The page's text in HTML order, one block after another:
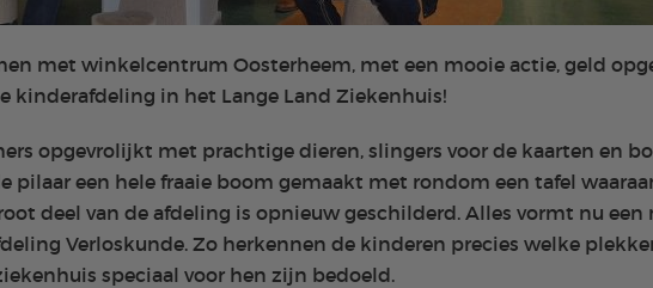
met winkelcentrum Oosterheem, met een mooie actie, geld
kinderafdeling in het Lange Land Ziekenhuis!
opgevrolijkt met prachtige dieren, slingers voor de kaarten en
pilaar een hele fraaie boom gemaakt met rondom een tafel
deel van de afdeling is opnieuw geschilderd. Alles vormt nu een
Verloskunde. Zo herkennen de kinderen precies welke
speciaal voor hen zijn bedoeld.